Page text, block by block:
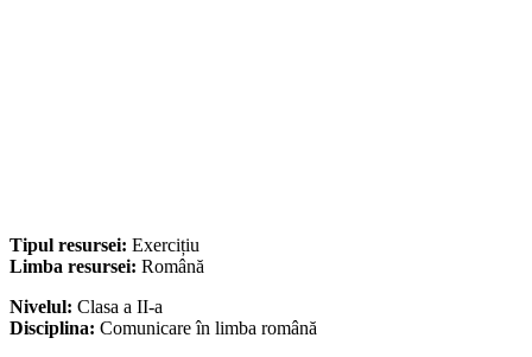
Tipul resursei: Exercițiu
Limba resursei: Română
Nivelul: Clasa a II-a
Disciplina: Comunicare în limba română